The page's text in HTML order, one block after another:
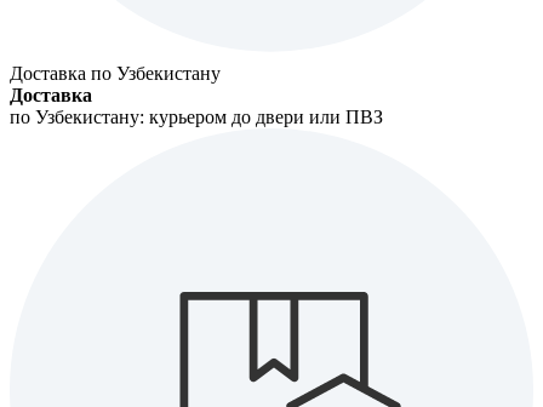
Доставка по Узбекистану
Доставка
по Узбекистану: курьером до двери или ПВЗ